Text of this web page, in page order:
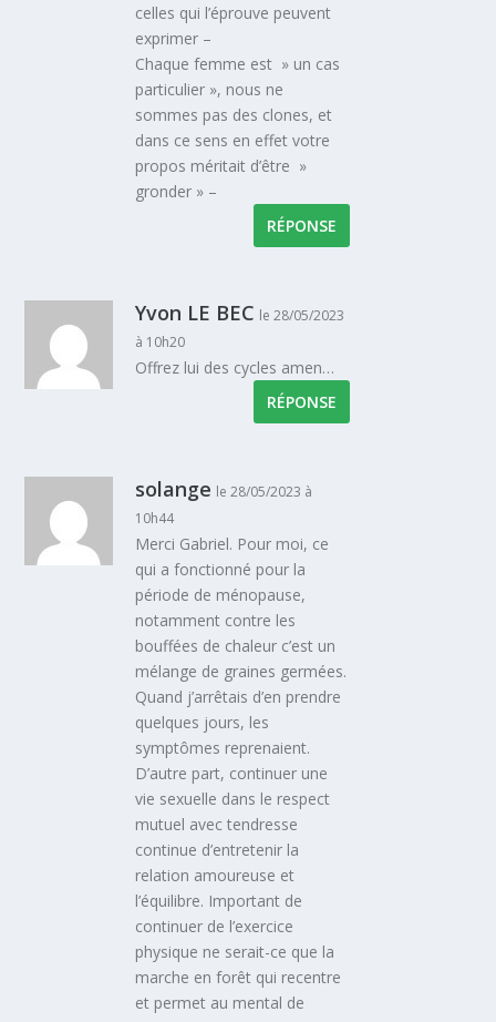
celles qui l’éprouve peuvent
exprimer –
Chaque femme est » un cas
particulier », nous ne
sommes pas des clones, et
dans ce sens en effet votre
propos méritait d’être »
gronder » –
RÉPONSE
Yvon LE BEC le 28/05/2023
à 10h20
Offrez lui des cycles amen…
RÉPONSE
solange le 28/05/2023 à
10h44
Merci Gabriel. Pour moi, ce
qui a fonctionné pour la
période de ménopause,
notamment contre les
bouffées de chaleur c’est un
mélange de graines germées.
Quand j’arrêtais d’en prendre
quelques jours, les
symptômes reprenaient.
D’autre part, continuer une
vie sexuelle dans le respect
mutuel avec tendresse
continue d’entretenir la
relation amoureuse et
l’équilibre. Important de
continuer de l’exercice
physique ne serait-ce que la
marche en forêt qui recentre
et permet au mental de